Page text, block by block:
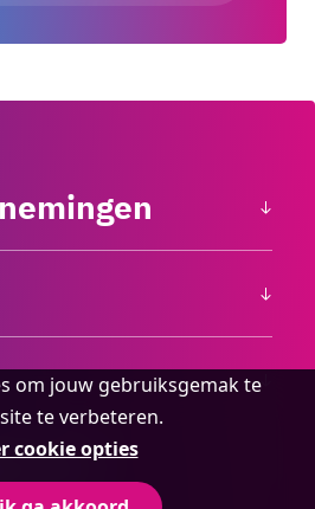
om jouw gebruiksgemak te
te verbeteren.
cookie opties